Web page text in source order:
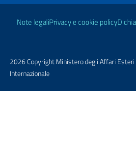
Link Utili
Note legaliPrivacy e cookie policy
2026 Copyright Ministero degli Affari Esteri
Internazionale